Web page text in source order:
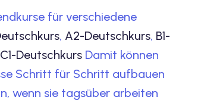
für verschiedene
, A2-Deutschkurs, B1-
C1-Deutschkurs Damit können
Schritt für Schritt aufbauen
wenn sie tagsüber arbeiten